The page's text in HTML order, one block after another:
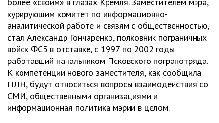
курирующим комитет по информационно-
аналитической работе и связям с общественностью,
стал Александр Гончаренко, полковник пограничных
войск ФСБ в отставке, с 1997 по 2002 годы
работавший начальником Псковского погранотряда.
К компетенции нового заместителя, как сообщила
ПЛН, будут относиться вопросы взаимодействия со
СМИ, общественными организациями и
информационная политика мэрии в целом.